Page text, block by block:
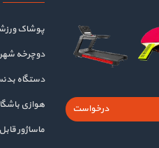
درخواست
پوشاک
دوچرخه
دستگاه
هوازی
ماساژور